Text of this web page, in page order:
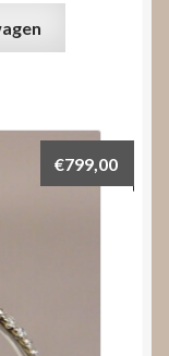
€799,00